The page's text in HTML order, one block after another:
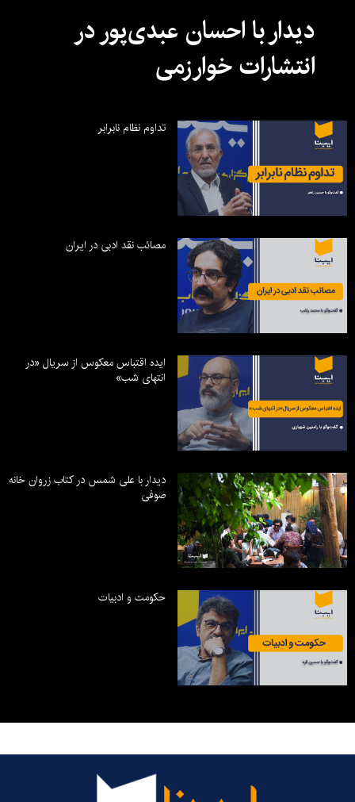
دیدار با احسان عبدی‌پور در
انتشارات خوارزمی
تداوم نظام نابرابر
مصائب نقد ادبی در ایران
ایده اقتباس معکوس از سریال «در
انتهای شب»
دیدار با علی شمس در کتاب زروان خانه
صوفی
حکومت و ادبیات